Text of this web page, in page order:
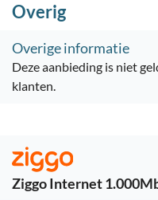
Overig
Overige informatie
Deze aanbieding is niet
klanten.
Ziggo Internet